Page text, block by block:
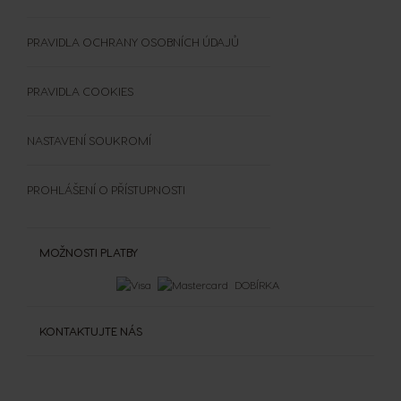
Šálky a termohrnky
Extra Space
MOŽNOSTI PLATBY
DOBÍRKA
KONTAKTUJTE NÁS
PRAVIDLA OCHRANY OSOBNÍCH ÚDAJŮ
PRAVIDLA COOKIES
NASTAVENÍ SOUKROMÍ
PROHLÁŠENÍ O PŘÍSTUPNOSTI